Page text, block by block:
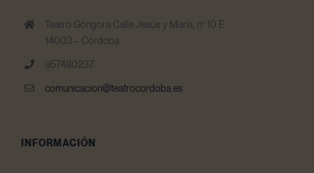
Teatro Góngora Calle Jesús y María, nº 10 E
14003 – Córdoba
957480237
comunicacion@teatrocordoba.es
INFORMACIÓN